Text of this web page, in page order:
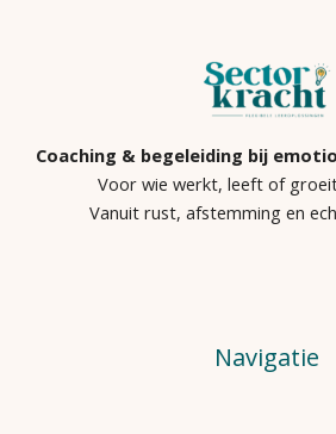
Coaching & begeleiding bij
Voor wie werkt, leeft of
Vanuit rust, afstemming en
Navigatie